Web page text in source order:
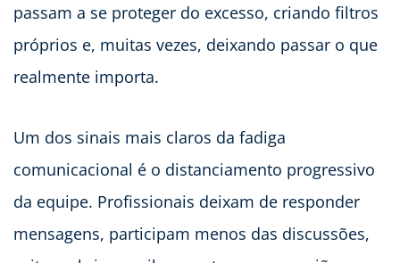
passam a se proteger do excesso, criando filtros
próprios e, muitas vezes, deixando passar o que
realmente importa.
Um dos sinais mais claros da fadiga
comunicacional é o distanciamento progressivo
da equipe. Profissionais deixam de responder
mensagens, participam menos das discussões,